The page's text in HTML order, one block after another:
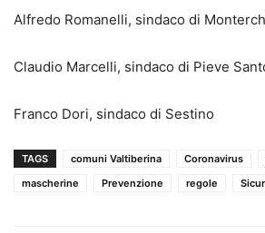
Alfredo Romanelli, sindaco di
Claudio Marcelli, sindaco di Pieve
Franco Dori, sindaco di Sestino
TAGS comuni Valtiberina Coronavirus
mascherine
Prevenzione regole